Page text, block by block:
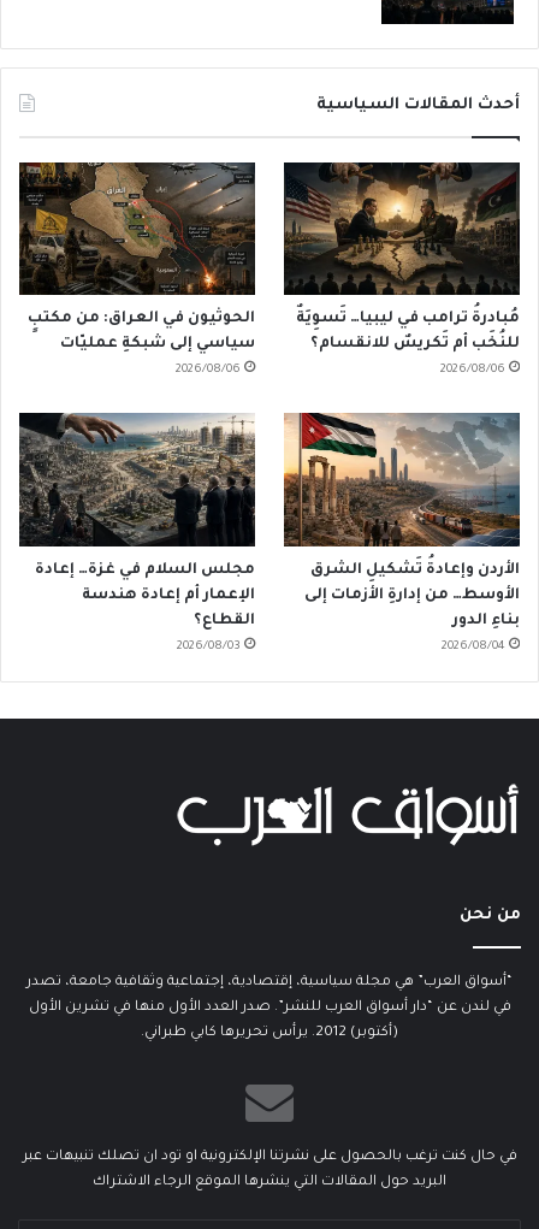
أحدث المقالات السياسية
مُبادرةُ ترامب في ليبيا… تَسوِيَةٌ
للنُخَب أم تَكريسٌ للانقسام؟
2026/08/06
الحوثيون في العراق: من مكتبٍ
سياسي إلى شبكةِ عمليّات
2026/08/06
الأردن وإعادةُ تَشكيلِ الشرق
الأوسط… من إدارةِ الأزمات إلى
بناءِ الدور
2026/08/04
مجلس السلام في غزة… إعادة
الإعمار أم إعادة هندسة
القطاع؟
2026/08/03
من نحن
“أسواق العرب” هي مجلة سياسية، إقتصادية، إجتماعية وثقافية جامعة، تصدر
في لندن عن “دار أسواق العرب للنشر”. صدر العدد الأول منها في تشرين الأول
(أكتوبر) 2012. يرأس تحريرها كابي طبراني.
في حال كنت ترغب بالحصول على نشرتنا الإلكترونية او تود ان تصلك تنبيهات عبر
البريد حول المقالات التي ينشرها الموقع الرجاء الاشتراك